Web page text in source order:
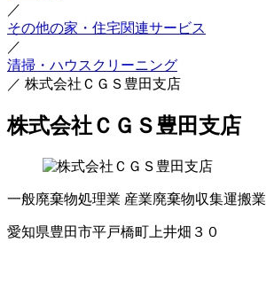
／
その他の家・住宅関連サービス
／
清掃・ハウスクリーニング
／ 株式会社ＣＧＳ豊田支店
株式会社ＣＧＳ豊田支店
一般廃棄物処理業 産業廃棄物収集運搬業
愛知県豊田市平戸橋町上井畑３０